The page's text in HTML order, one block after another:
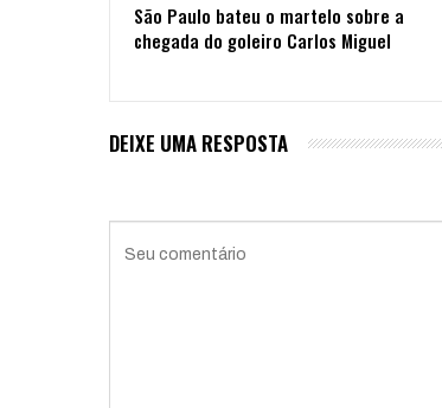
São Paulo bateu o martelo sobre a
chegada do goleiro Carlos Miguel
DEIXE UMA RESPOSTA